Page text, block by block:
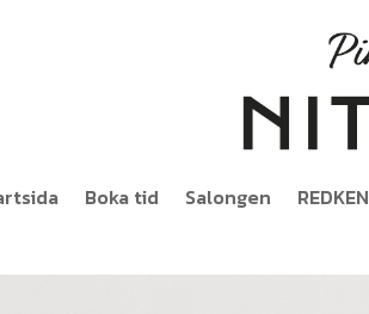
Boka tid Salongen REDKEN